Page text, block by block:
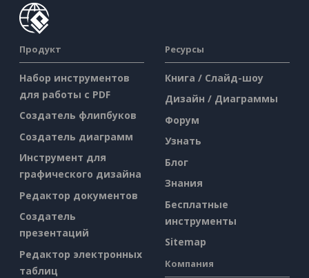
Продукт
Набор инструментов
для работы с PDF
Создатель флипбуков
Создатель диаграмм
Инструмент для
графического дизайна
Редактор документов
Создатель
презентаций
Редактор электронных
таблиц
Ресурсы
Книга / Слайд-шоу
Дизайн / Диаграммы
Форум
Узнать
Блог
Знания
Бесплатные
инструменты
Sitemap
Компания